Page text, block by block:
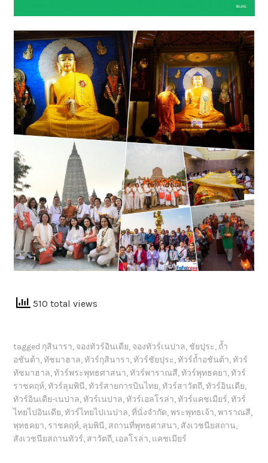
510 total views
tagged กุสินารา, จองทัวร์อินเดีย, จองทัวร์เนปาล, ชัยปุระ, ถ้ำ
อชันต้า,ทัชมาฮาล,ทัวร์กุสินารา,ทัวร์ชัยปุระ,ทัวร์ถ้ำอชันต้า,ทัวร์
ทัชมาฮาล,ทัวร์พระพุทธศาสนา,ทัวร์พาราณสี,ทัวร์พุทธคยา,ทัวร์
ราชคฤห์,ทัวร์ลุมพินี,ทัวร์สายการบินไทย,ทัวร์สาวัตถี,ทัวร์อินเดีย,
ทัวร์อินเดีย-เนปาล,ทัวร์เนปาล,ทัวร์เอลโรล่า,ทัวร์แคชเมียร์,ทัวร์
ไทยไปอินเดีย,ทัวร์ไทยไปเนปาล,ที่นั่งจำกัด,พระพุทธเจ้า,พาราณสี,
พุทธคยา, ราชคฤห์, ลุมพินี, สถานที่พุทธศาสนา, สังเวชนียสถาน,
สังเวชนียสถานทัวร์, สาวัตถี, เอลโรล่า, แคชเมียร์